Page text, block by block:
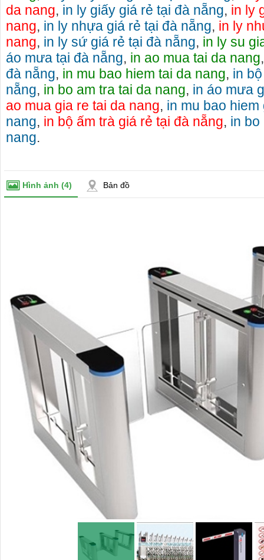
da nang, in ly giấy giá rẻ tại đà nẵng, in ly
nang, in ly nhựa giá rẻ tại đà nẵng, in ly
nang, in ly sứ giá rẻ tại đà nẵng, in ly su
áo mưa tại đà nẵng, in ao mua tai da nang
đà nẵng, in mu bao hiem tai da nang, in
nẵng, in bo am tra tai da nang, in áo mưa
ao mua gia re tai da nang, in mu bao hiem
nang, in bộ ấm trà giá rẻ tại đà nẵng, in bo
nang.
Hình ảnh (4) Bản đồ